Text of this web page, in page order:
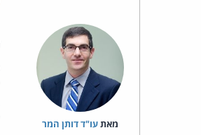
מאת‏עו"ד דותן המר